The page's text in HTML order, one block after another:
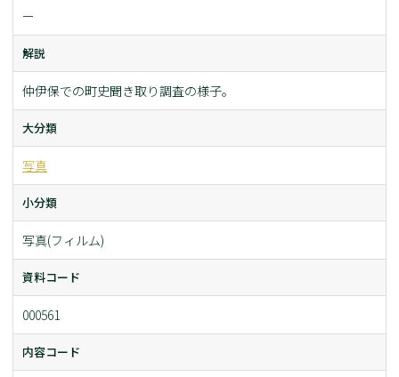
ー
解説
仲伊保での町史聞き取り調査の様子。
大分類
写真
小分類
写真(フィルム)
資料コード
000561
内容コード